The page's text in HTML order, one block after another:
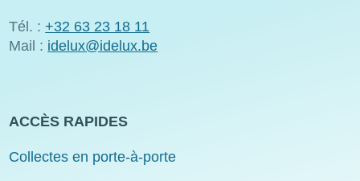
Tél. : +32 63 23 18 11
Mail : idelux@idelux.be
ACCÈS RAPIDES
Collectes en porte-à-porte